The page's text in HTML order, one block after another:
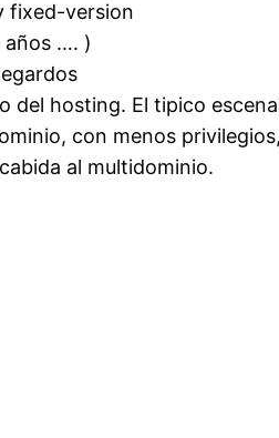
fixed-version
años …. )
hosting. El tipico
con menos
al multidominio.